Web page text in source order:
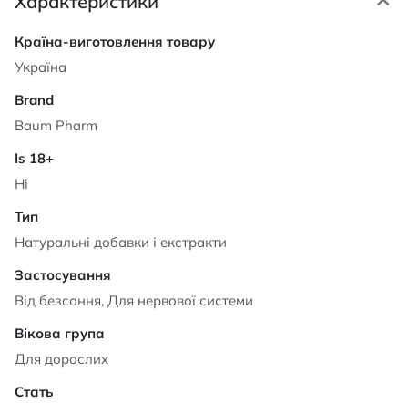
Характеристики
Україна
Baum Pharm
Ні
Натуральні добавки і екстракти
Від безсоння, Для нервової системи
Для дорослих